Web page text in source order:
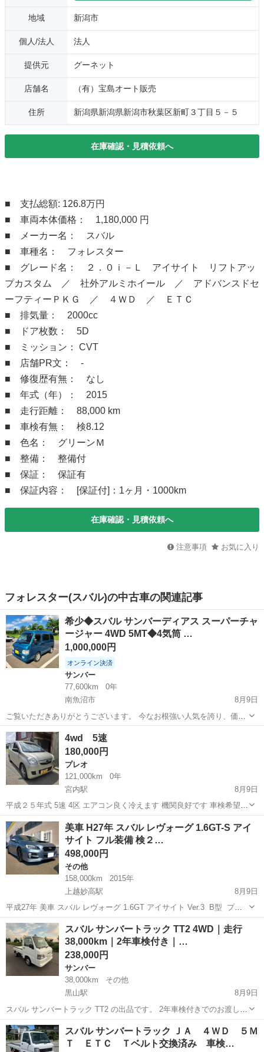
地域 新潟市
個人/法人 法人
提供元 グーネット
店舗名 （有）宝島オート販売
住所 新潟県新潟県新潟市秋葉区新町３丁目５－５
在庫確認・見積依頼へ
■ 支払総額: 126.8万円
■ 車両本体価格： 1,180,000 円
■ メーカー名： スバル
■ 車種名： フォレスター
■ グレード名： ２．０ｉ－Ｌ アイサイト リフトアッ
プカスタム ／ 社外アルミホイール ／ アドバンスドセ
ーフティーＰＫＧ ／ ４ＷＤ ／ ＥＴＣ
■ 排気量： 2000cc
■ ドア枚数： 5D
■ ミッション： CVT
■ 店舗PR文： -
■ 修復歴有無： なし
■ 年式（年）： 2015
■ 走行距離： 88,000 km
■ 車検有無： 検8.12
■ 色名： グリーンＭ
■ 整備： 整備付
■ 保証： 保証有
■ 保証内容： [保証付]：1ヶ月・1000km
在庫確認・見積依頼へ
注意事項 お気に入り
フォレスター(スバル)の中古車の関連記事
希少◆スバル サンバーディアス スーパーチャ
ージャー 4WD 5MT◆4気筒 …
1,000,000円
オンライン決済
サンバー
77,600km
0年
南魚沼市
8月9日
ご覧いただきありがとうございます。 今なお根強い人気を誇り、価格
が高騰している「スバル純正」製造時代のサンバーディアス（TV2
型）を出品いたします。 軽バン史上、最初で最後とも言える「4気筒
エンジン（クローバー4）」...
新潟 南魚沼市 サンバー
4wd 5速
180,000円
プレオ
121,000km
0年
宮内駅
8月9日
平成２５年式 5速 4区 エアコン良く冷えます 機関良好です 車検希望の
かたは6まんで取得します。
新潟 長岡市 宮内駅
美車 H27年 スバル レヴォーグ 1.6GT-S アイ
サイト フル装備 検２…
498,000円
その他
158,000km
2015年
上越妙高駅
8月9日
平成27年 美車 スバル レヴォーグ 1.6GT アイサイト Ver.3 B型 プラ
ウドエディション フル装備 水平対向4気筒DOHC直噴ターボ DBA-
VM4 FB16 VM4B525 ビルシュタイン リア...
新潟 上越市 上越妙高駅 その他 レヴォーグ
スバル サンバートラック TT2 4WD｜走行
38,000km｜2年車検付き｜…
238,000円
サンバー
38,000km
その他
黒山駅
8月9日
スバル サンバートラック TT2 の出品です。 2年車検付きでのお渡しで
す。 走行距離は 約38,000km と少なく、エンジンの状態は非常に良好
です。エンジンはとてもスムーズで、年式を感じさせないほど調子が
良く、走行も...
新潟 新潟市 黒山駅 サンバー
スバル サンバートラック ＪＡ ４ＷＤ ５Ｍ
Ｔ ＥＴＣ Ｔベルト交換済み 車検…